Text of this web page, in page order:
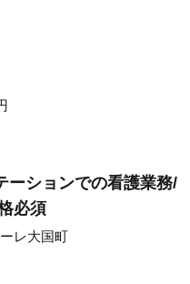
ーションでの看護業務/
必須
レ大国町